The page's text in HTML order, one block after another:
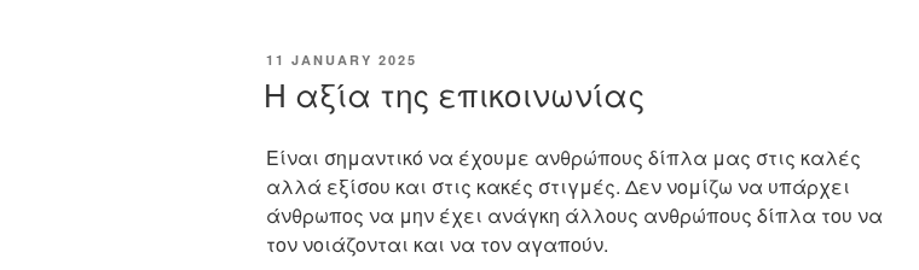
POSTED
11 JANUARY 2025
Η αξία της επικοινωνίας
Είναι σημαντικό να έχουμε ανθρώπους δίπλα μας στις καλές
αλλά εξίσου και στις κακές στιγμές. Δεν νομίζω να υπάρχει
άνθρωπος να μην έχει ανάγκη άλλους ανθρώπους δίπλα του να
τον νοιάζονται και να τον αγαπούν.